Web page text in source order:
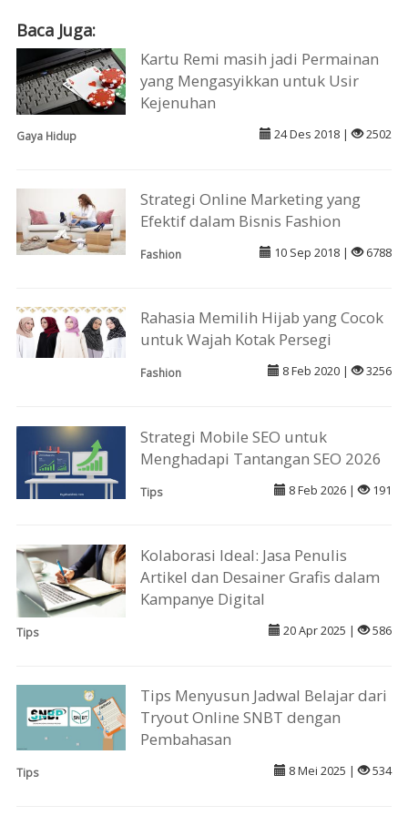
Baca Juga:
Kartu Remi masih jadi Permainan
yang Mengasyikkan untuk Usir
Kejenuhan
Gaya Hidup 24 Des 2018 | 2502
Strategi Online Marketing yang
Efektif dalam Bisnis Fashion
Fashion 10 Sep 2018 | 6788
Rahasia Memilih Hijab yang Cocok
untuk Wajah Kotak Persegi
Fashion 8 Feb 2020 | 3256
Strategi Mobile SEO untuk
Menghadapi Tantangan SEO 2026
Tips 8 Feb 2026 | 191
Kolaborasi Ideal: Jasa Penulis
Artikel dan Desainer Grafis dalam
Kampanye Digital
Tips 20 Apr 2025 | 586
Tips Menyusun Jadwal Belajar dari
Tryout Online SNBT dengan
Pembahasan
Tips 8 Mei 2025 | 534